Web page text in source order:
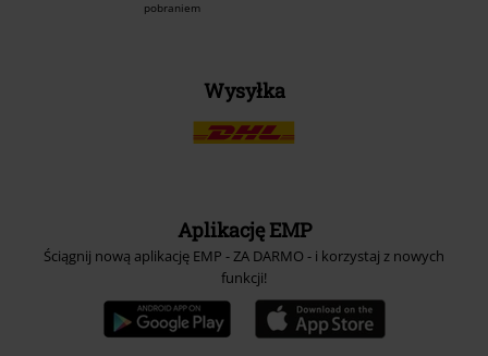
pobraniem
Wysyłka
Aplikację EMP
Ściągnij nową aplikację EMP - ZA DARMO - i korzystaj z nowych
funkcji!